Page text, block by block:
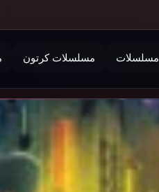
مسلسلات مسلسلات كرتون